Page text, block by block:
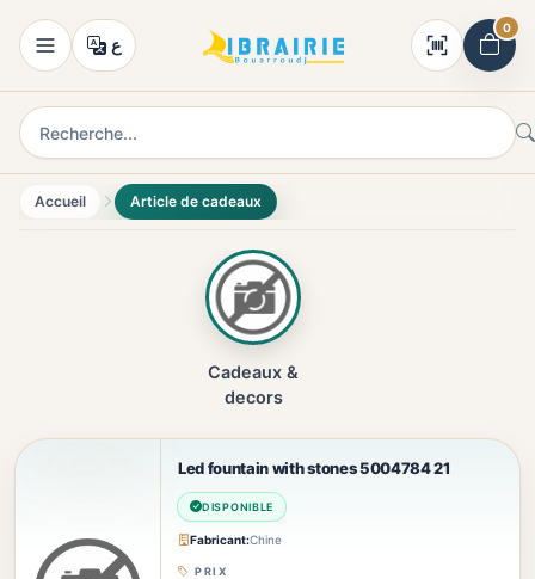
ع
0
Accueil Article de cadeaux
Cadeaux &
decors
Led fountain with stones 5004784 21
DISPONIBLE
Fabricant:Chine
PRIX